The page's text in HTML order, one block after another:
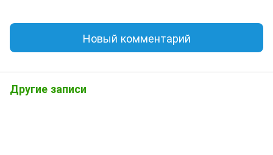
Новый комментарий
Другие записи